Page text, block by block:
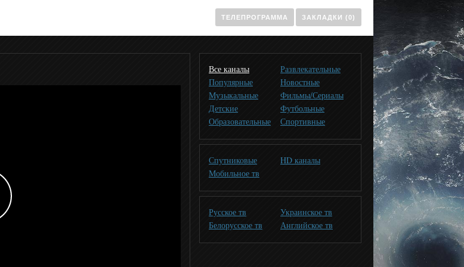
ТЕЛЕПРОГРАММА ЗАКЛАДКИ (0)
Все каналы
Развлекательные
Популярные
Новостные
Музыкальные
Фильмы/Сериалы
Детские
Футбольные
Образовательные
Спортивные
Спутниковые
HD каналы
Мобильное тв
Русское тв
Украинское тв
Белорусское тв
Английское тв